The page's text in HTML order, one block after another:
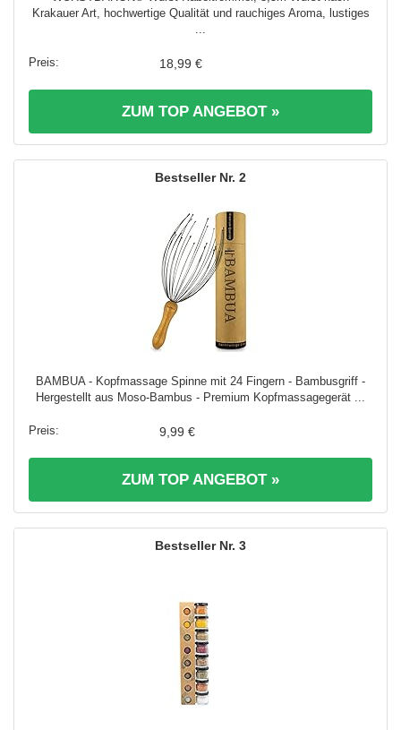
Krakauer Art, hochwertige Qualität und rauchiges Aroma, lustiges
18,99 €
ZUM TOP ANGEBOT »
2
BAMBUA - Kopfmassage Spinne mit 24 Fingern - Bambusgriff -
Hergestellt aus Moso-Bambus - Premium Kopfmassagegerät ...
9,99 €
ZUM TOP ANGEBOT »
3